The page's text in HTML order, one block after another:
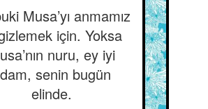
Musa’yı anmamız
için. Yoksa
nuru, ey iyi
senin bugün
elinde.